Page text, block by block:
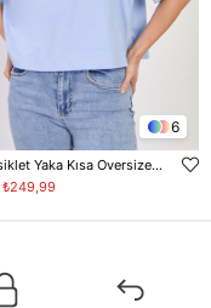
6
Kadın Bisiklet Yaka Kısa Oversize T-Shirt - Bebe Mavi
₺249,99